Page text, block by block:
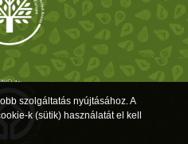
szolgáltatás nyújtásához. A
k (sütik) használatát el kell